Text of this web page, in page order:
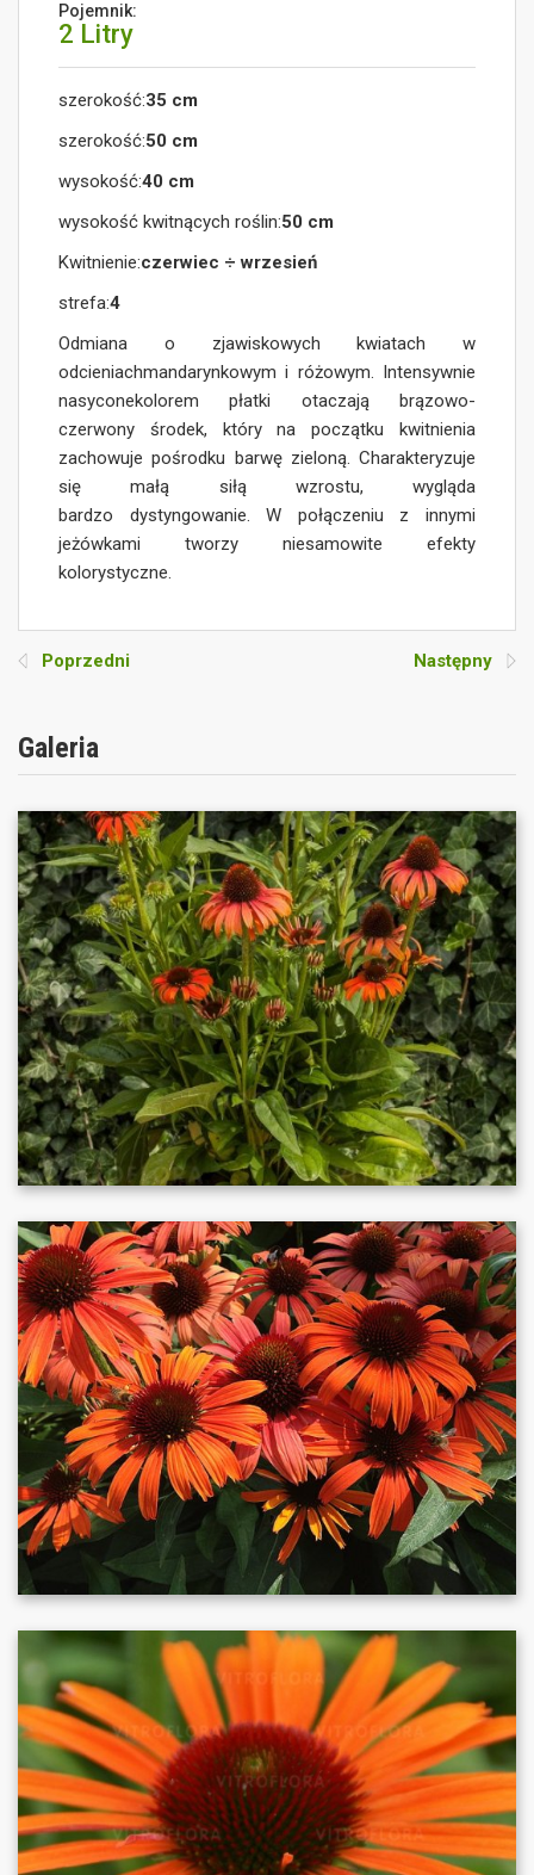
Pojemnik:
2 Litry
szerokość:35 cm
szerokość:50 cm
wysokość:40 cm
wysokość kwitnących roślin:50 cm
Kwitnienie:czerwiec ÷ wrzesień
strefa:4
Odmiana o zjawiskowych kwiatach w
odcieniachmandarynkowym i różowym. Intensywnie
nasyconekolorem płatki otaczają brązowo-
czerwony środek, który na początku kwitnienia
zachowuje pośrodku barwę zieloną. Charakteryzuje
się małą siłą wzrostu, wygląda
bardzo dystyngowanie. W połączeniu z innymi
jeżówkami tworzy niesamowite efekty
kolorystyczne.
Poprzedni Następny
Galeria